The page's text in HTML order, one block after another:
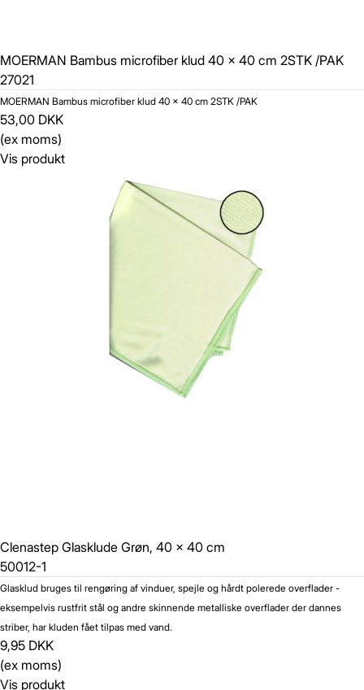
MOERMAN Bambus microfiber klud 40 x 40 cm 2STK /PAK
27021
MOERMAN Bambus microfiber klud 40 x 40 cm 2STK /PAK
53,00 DKK
(ex moms)
Vis produkt
Clenastep Glasklude Grøn, 40 x 40 cm
50012-1
Glasklud bruges til rengøring af vinduer, spejle og hårdt polerede overflader -
eksempelvis rustfrit stål og andre skinnende metalliske overflader der dannes
striber, har kluden fået tilpas med vand.
9,95 DKK
(ex moms)
Vis produkt